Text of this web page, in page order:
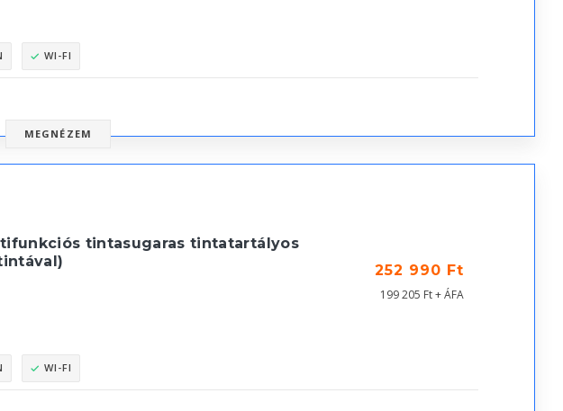
WI-FI
MEGNÉZEM
tintasugaras tintatartályos
252 990 Ft
199 205 Ft + ÁFA
WI-FI